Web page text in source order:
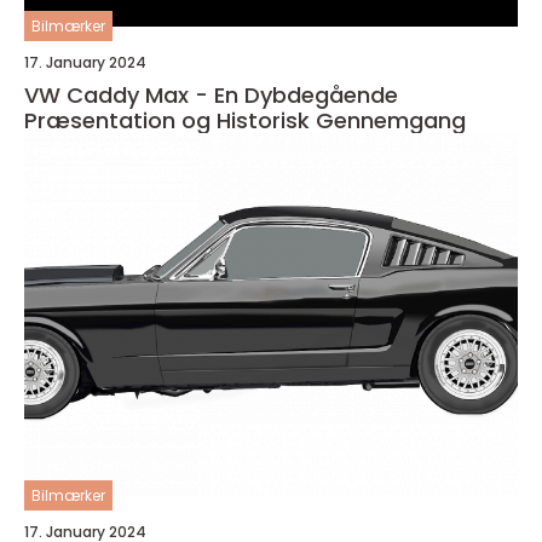
Bilmærker
17. January 2024
VW Caddy Max - En Dybdegående
Præsentation og Historisk Gennemgang
Bilmærker
17. January 2024